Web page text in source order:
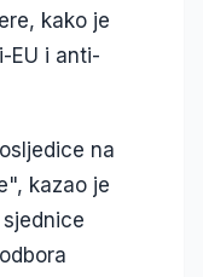
kako je
EU i anti-
na
kazao je